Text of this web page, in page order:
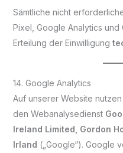
Sämtliche nicht
Pixel, Google Analytics
Erteilung der Einwilligung
14. Google Analytics
Auf unserer Website
den Webanalysedienst
Ireland Limited, Gordon
Irland („Google“). Google